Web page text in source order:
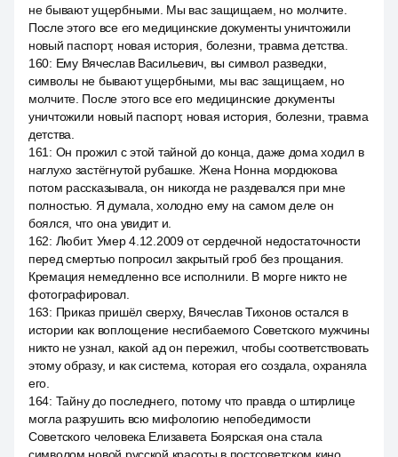
не бывают ущербными. Мы вас защищаем, но молчите.
После этого все его медицинские документы уничтожили
новый паспорт, новая история, болезни, травма детства.
160: Ему Вячеслав Васильевич, вы символ разведки,
символы не бывают ущербными, мы вас защищаем, но
молчите. После этого все его медицинские документы
уничтожили новый паспорт, новая история, болезни, травма
детства.
161 : Он прожил с этой тайной до конца, даже дома ходил в
наглухо застёгнутой рубашке. Жена Нонна мордюкова
потом рассказывала, он никогда не раздевался при мне
полностью. Я думала, холодно ему на самом деле он
боялся, что она увидит и.
162: Любит. Умер 4.12.2009 от сердечной недостаточности
перед смертью попросил закрытый гроб без прощания.
Кремация немедленно все исполнили. В морге никто не
фотографировал.
163: Приказ пришёл сверху, Вячеслав Тихонов остался в
истории как воплощение несгибаемого Советского мужчины
никто не узнал, какой ад он пережил, чтобы соответствовать
этому образу, и как система, которая его создала, охраняла
его.
164: Тайну до последнего, потому что правда о штирлице
могла разрушить всю мифологию непобедимости
Советского человека Елизавета Боярская она стала